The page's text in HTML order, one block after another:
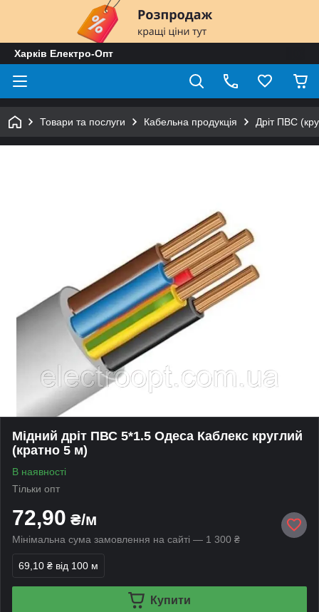
Харків Електро-Опт
Товари та послуги Кабельна продукція Дріт ПВС
Мідний дріт ПВС 5*1.5 Одеса Каблекс круглий
(кратно 5 м)
В наявності
Тільки опт
72,90 ₴/м
Мінімальна сума замовлення на сайті — 1 300 ₴
69,10 ₴ від 100 м
Купити